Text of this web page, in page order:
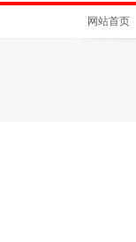
网站首页